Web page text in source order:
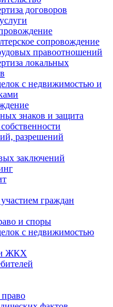
договоров
сопровождение
правоотношений
локальных
с недвижимостью и
знаков и защита
разрешений
заключений
граждан
и споры
с недвижимостью
ЖКХ